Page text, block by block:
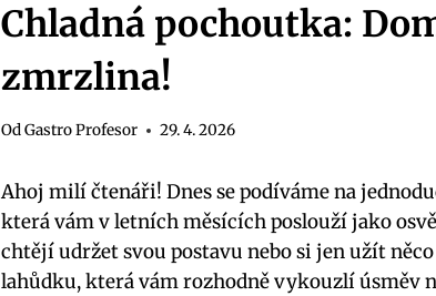
Chladná pochoutka:
zmrzlina!
OdGastro Profesor 29. 4. 2026
Ahoj milí čtenáři! Dnes se podíváme na
která vám v letních měsících poslouží jako
chtějí udržet svou postavu nebo si jen užít
lahůdku, která vám rozhodně vykouzlí úsměv